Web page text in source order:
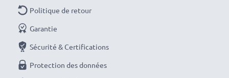
Livraison rapide et sécurisée
expédions votre commande le jour même si vous
finalisez votre commande avant 15h un jour ouvrable.
Paiement en ligne :
paiement de votre choix pour plus de sécurité. (carte
Politique de retour
Garantie
Sécurité & Certifications
Protection des données